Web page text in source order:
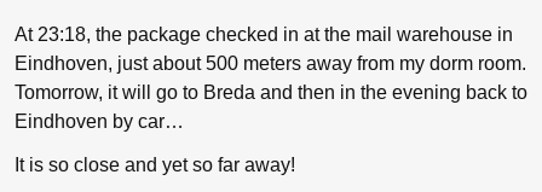
At 23:18, the package checked in at the mail warehouse in
Eindhoven, just about 500 meters away from my dorm room.
Tomorrow, it will go to Breda and then in the evening back to
Eindhoven by car…
It is so close and yet so far away!